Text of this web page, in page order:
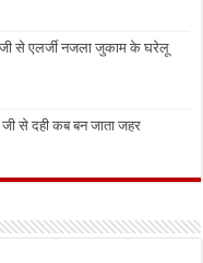
जी से एलर्जी नजला जुकाम के घरेलू
जी से दही कब बन जाता जहर